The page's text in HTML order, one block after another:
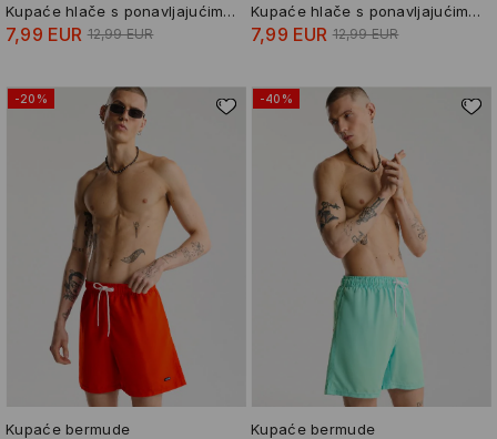
Kupaće hlače s ponavljajućim uzorkom Rick and Morty
7,99 EUR 12,99 EUR
Kupaće hlače s ponavljajućim uzorkom Adventure Time
7,99 EUR 12,99 EUR
-20%
Kupaće bermude
-40%
Kupaće bermude